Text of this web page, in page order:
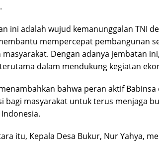
ini adalah wujud kemanunggalan TNI
mempercepat pembangunan
masyarakat. Dengan adanya jembatan
dalam mendukung kegiatan
bahwa peran aktif
bagi masyarakat untuk terus menjaga
itu, Kepala Desa Bukur, Nur Yahya,